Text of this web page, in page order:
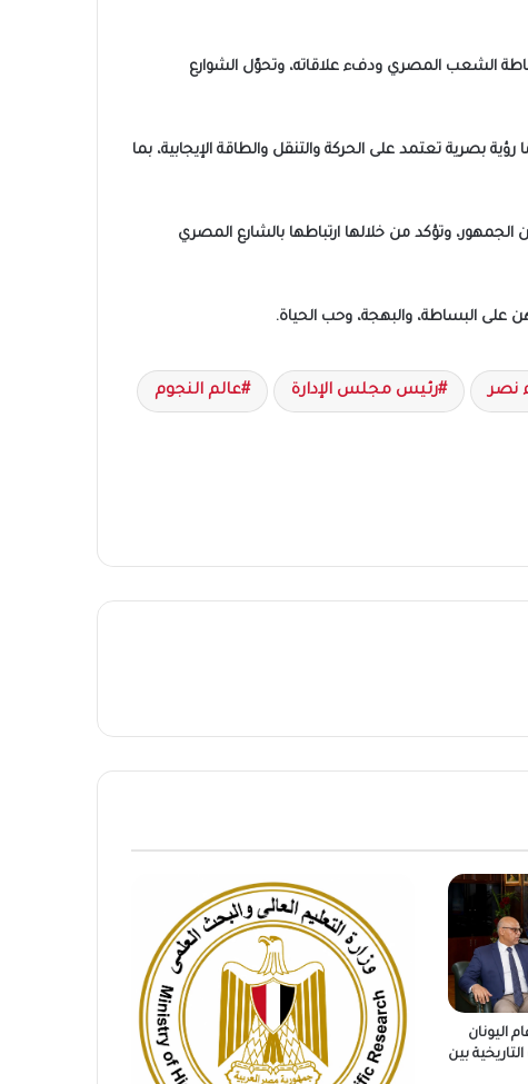
الشعب المصري ودفء علاقاته، وتحوّل الشوارع
بصرية تعتمد على الحركة والتنقل والطاقة الإيجابية، بما
وتؤكد من خلالها ارتباطها بالشارع المصري
على البساطة، والبهجة، وحب الحياة.
نصر رئيس مجلس الإدارة عالم النجوم
اليونان
بين